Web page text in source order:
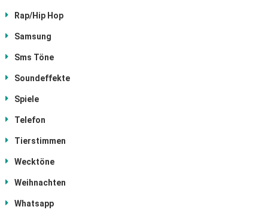
Rap/Hip Hop
Samsung
Sms Töne
Soundeffekte
Spiele
Telefon
Tierstimmen
Wecktöne
Weihnachten
Whatsapp